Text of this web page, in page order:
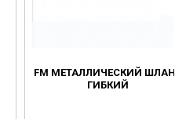
FM МЕТАЛЛИЧЕСКИЙ ШЛАНГ
ГИБКИЙ